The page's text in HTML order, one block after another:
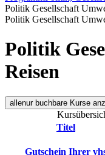
Politik Gesellschaft
Politik Gesellschaft
Politik
Reisen
allenur buchbare Kurse
Titel
Gutschein Ihrer